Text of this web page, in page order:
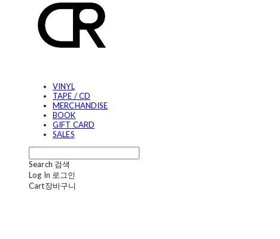
VINYL
TAPE / CD
MERCHANDISE
BOOK
GIFT CARD
SALES
Search 검색
Log In 로그인
Cart장바구니